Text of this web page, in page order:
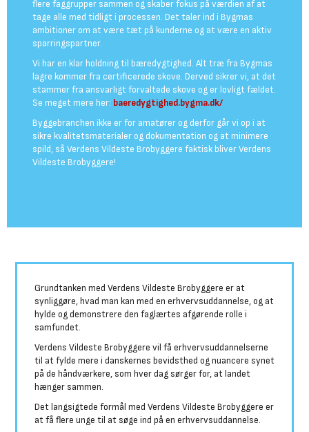
flere faggrupper sammen og skaber fokus på værdien af at
tage alle med tidligt i processen. Det taler ind i Bygmas
ambitioner om at være tæt på kunderne og at være en aktiv
sparringspartner.
Vi har en klar holdning til bæredygtighed. Alt træ fra Bygmas
lagre kommer fra certificerede skove. Derved sikrer vi, at det
stammer fra ansvarligt forvaltede skove og er lovligt fældet.
Se meget mere her: baeredygtighed.bygma.dk/
Byggebranchen ikke er for amatører og derfor går vi op i at
sikre kvalitetsmaterialer og dokumentation og at minimere
spild, så Verdens Vildeste Brobyggere faktisk bliver Verdens
Vildeste Brobyggere!
Grundtanken med Verdens Vildeste Brobyggere er at
synliggøre, hvad man kan med en erhvervsuddannelse, og at
hylde og demonstrere den faglærtes afgørende rolle i
samfundet.
Verdens Vildeste Brobyggere vil få erhvervsuddannelserne
til at fylde mere i danskernes bevidsthed og nuancere synet
på de håndværkere, som hver dag sørger for, at landet
hænger sammen.
Det langsigtede formål med Verdens Vildeste Brobyggere er
at få flere unge til at søge ind på en erhvervsuddannelse.